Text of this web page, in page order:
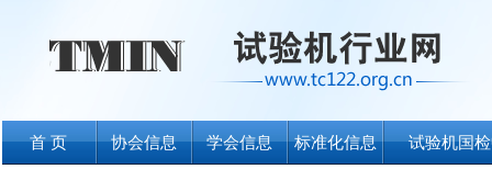
首 页 协会信息 学会信息 标准化信息 试验机国